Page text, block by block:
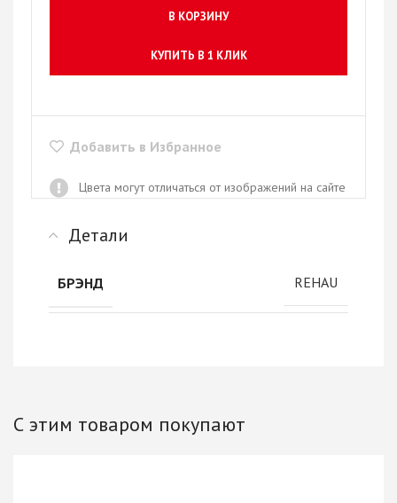
В КОРЗИНУ
КУПИТЬ В 1 КЛИК
Добавить в Избранное
Цвета могут отличаться от изображений на сайте
Детали
БРЭНД REHAU
С этим товаром покупают